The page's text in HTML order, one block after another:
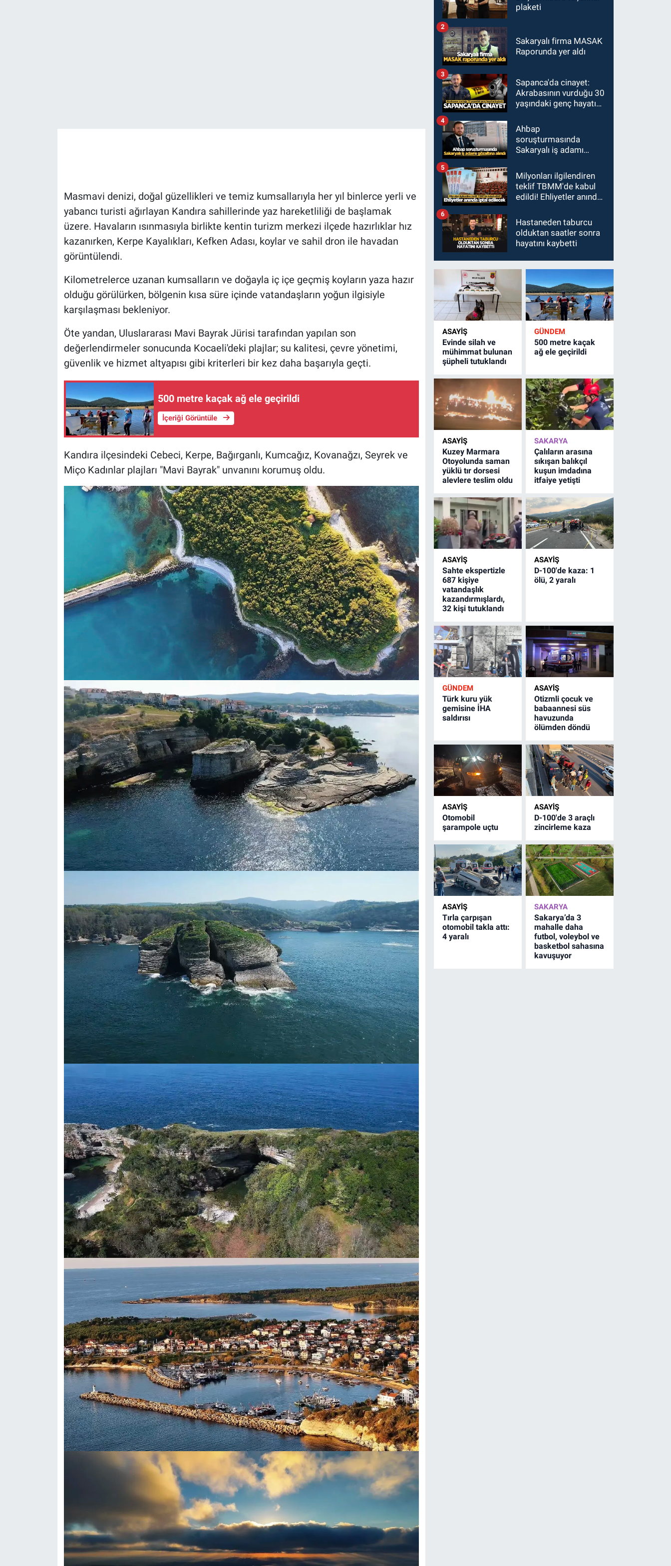
Masmavi denizi, doğal güzellikleri ve temiz kumsallarıyla her yıl binlerce yerli ve
yabancı turisti ağırlayan Kandıra sahillerinde yaz hareketliliği de başlamak
üzere. Havaların ısınmasıyla birlikte kentin turizm merkezi ilçede hazırlıklar hız
kazanırken, Kerpe Kayalıkları, Kefken Adası, koylar ve sahil dron ile havadan
görüntülendi.
Kilometrelerce uzanan kumsalların ve doğayla iç içe geçmiş koyların yaza hazır
olduğu görülürken, bölgenin kısa süre içinde vatandaşların yoğun ilgisiyle
karşılaşması bekleniyor.
Öte yandan, Uluslararası Mavi Bayrak Jürisi tarafından yapılan son
değerlendirmeler sonucunda Kocaeli'deki plajlar; su kalitesi, çevre yönetimi,
güvenlik ve hizmet altyapısı gibi kriterleri bir kez daha başarıyla geçti.
500 metre kaçak ağ ele geçirildi
İçeriği Görüntüle
Kandıra ilçesindeki Cebeci, Kerpe, Bağırganlı, Kumcağız, Kovanağzı, Seyrek ve
Miço Kadınlar plajları "Mavi Bayrak" unvanını korumuş oldu.
plaketi
Sakaryalı firma MASAK
Raporunda yer aldı
2
Sapanca'da cinayet:
Akrabasının vurduğu 30
yaşındaki genç hayatını
3
Ahbap
soruşturmasında
Sakaryalı iş adamı
4
Milyonları ilgilendiren
teklif TBMM'de kabul
edildi! Ehliyetler anında
5
Hastaneden taburcu
olduktan saatler sonra
hayatını kaybetti
6
ASAYİŞ
Evinde silah ve
mühimmat bulunan
şüpheli tutuklandı
GÜNDEM
500 metre kaçak
ağ ele geçirildi
ASAYİŞ
Kuzey Marmara
Otoyolunda saman
yüklü tır dorsesi
alevlere teslim oldu
SAKARYA
Çalıların arasına
sıkışan balıkçıl
kuşun imdadına
itfaiye yetişti
ASAYİŞ
Sahte ekspertizle
687 kişiye
vatandaşlık
kazandırmışlardı,
32 kişi tutuklandı
ASAYİŞ
D-100'de kaza: 1
ölü, 2 yaralı
GÜNDEM
Türk kuru yük
gemisine İHA
saldırısı
ASAYİŞ
Otizmli çocuk ve
babaannesi süs
havuzunda
ölümden döndü
ASAYİŞ
Otomobil
şarampole uçtu
ASAYİŞ
D-100'de 3 araçlı
zincirleme kaza
ASAYİŞ
Tırla çarpışan
otomobil takla attı:
4 yaralı
SAKARYA
Sakarya’da 3
mahalle daha
futbol, voleybol ve
basketbol sahasına
kavuşuyor